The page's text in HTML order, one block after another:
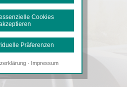
Cookies
Präferenzen
Cookies
sind erforderlich, um die
· Impressum